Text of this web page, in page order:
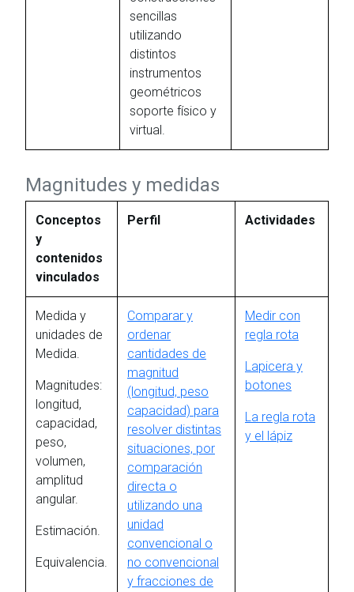
sencillas
utilizando
distintos
instrumentos
geométricos
soporte físico y
virtual.
Magnitudes y medidas
Conceptos
y
contenidos
vinculados
Perfil Actividades
Medida y
unidades de
Medida.
Magnitudes:
longitud,
capacidad,
peso,
volumen,
amplitud
angular.
Estimación.
Equivalencia.
Comparar y
ordenar
cantidades de
magnitud
(longitud, peso
capacidad) para
resolver distintas
situaciones, por
comparación
directa o
utilizando una
unidad
convencional o
no convencional
y fracciones de
Medir con
regla rota
Lapicera y
botones
La regla rota
y el lápiz